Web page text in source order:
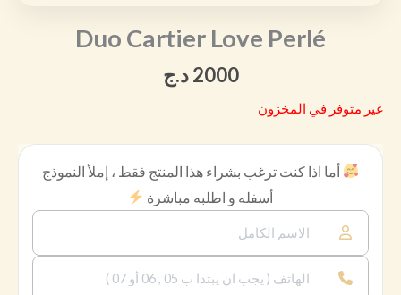
Duo Cartier Love Perlé
2000 د.ج
غير متوفر في المخزون
أما اذا كنت ترغب بشراء هذا المنتج فقط ، إملأ النموذج
أسفله و اطلبه مباشرة